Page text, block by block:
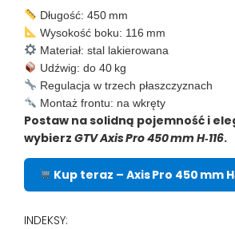
Długość: 450 mm
Wysokość boku: 116 mm
Materiał: stal lakierowana
Udźwig: do 40 kg
Regulacja w trzech płaszczyznach
Montaż frontu: na wkręty
Postaw na solidną pojemność i
wybierz GTV Axis Pro 450 mm H‑116.
Kup teraz – Axis Pro 450 mm
INDEKSY: